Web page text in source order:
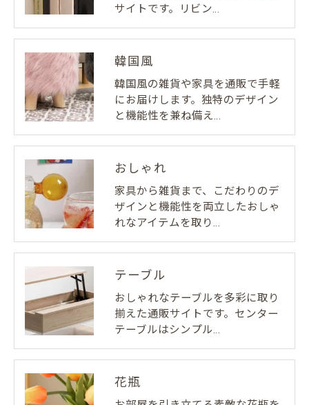
サイトです。リビン…
韓国風
韓国風の雑貨や家具を通販で手軽
にお届けします。独特のデザイン
と機能性を兼ね備え…
おしゃれ
家具から雑貨まで、こだわりのデ
ザインと機能性を両立したおしゃ
れなアイテムを取り…
テーブル
おしゃれなテーブルを多彩に取り
揃えた通販サイトです。センター
テーブルはシンプル…
花瓶